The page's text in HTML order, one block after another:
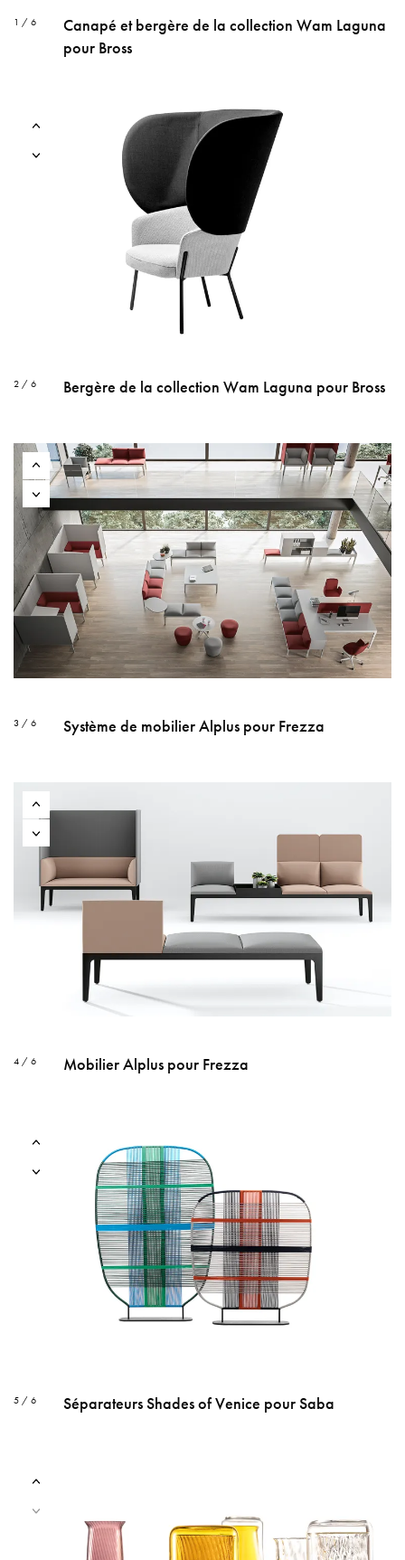
1 / 6
Canapé et bergère de la collection Wam Laguna
pour Bross
2 / 6 Bergère de la collection Wam Laguna pour Bross
3 / 6 Système de mobilier Alplus pour Frezza
4 / 6 Mobilier Alplus pour Frezza
5 / 6 Séparateurs Shades of Venice pour Saba